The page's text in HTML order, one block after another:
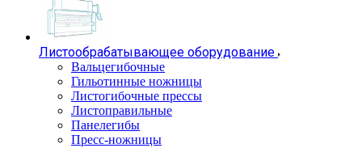
Листообрабатывающее оборудование
Вальцегибочные
Гильотинные ножницы
Листогибочные прессы
Листоправильные
Панелегибы
Пресс-ножницы